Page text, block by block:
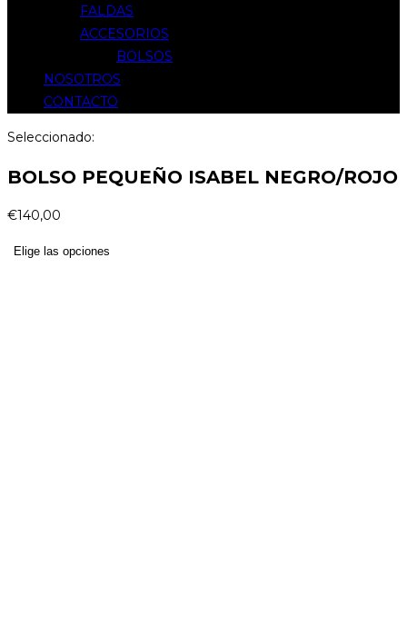
FALDAS
ACCESORIOS
BOLSOS
NOSOTROS
CONTACTO
Seleccionado:
BOLSO PEQUEÑO ISABEL NEGRO/ROJO
€140,00
Elige las opciones